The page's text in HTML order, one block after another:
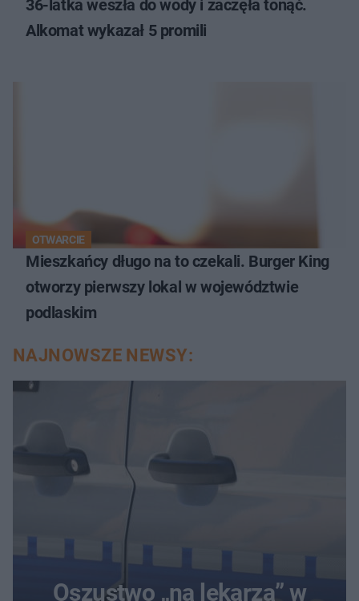
36-latka weszła do wody i zaczęła tonąć.
Alkomat wykazał 5 promili
OTWARCIE
Mieszkańcy długo na to czekali. Burger King
otworzy pierwszy lokal w województwie
podlaskim
NAJNOWSZE NEWSY:
Oszustwo „na lekarza” w